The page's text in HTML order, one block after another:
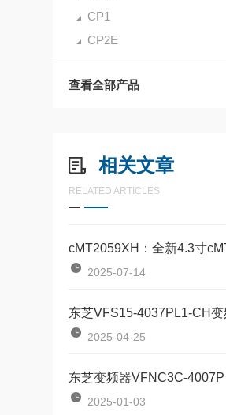
CP1
CP2E
查看全部产品
相关文章
RELATED ARTICLES
2025-07-14
2025-04-25
2025-01-03